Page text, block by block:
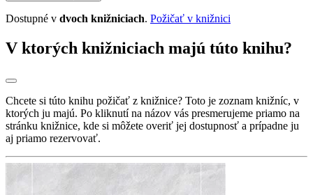
Dostupné v dvoch knižniciach. Požičať v knižnici
V ktorých knižniciach majú túto knihu?
Chcete si túto knihu požičať z knižnice? Toto je zoznam knižníc, v
ktorých ju majú. Po kliknutí na názov vás presmerujeme priamo na
stránku knižnice, kde si môžete overiť jej dostupnosť a prípadne ju
aj priamo rezervovať.